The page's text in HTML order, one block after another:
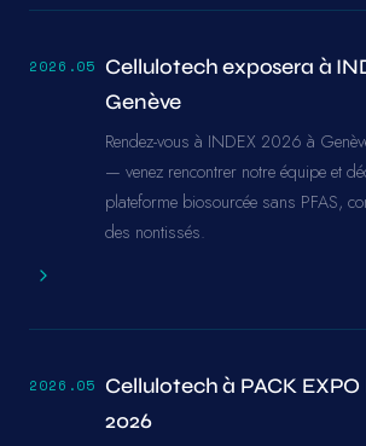
2026.05 Cellulotech exposera à
Genève
Rendez-vous à INDEX 2026 à
— venez rencontrer notre équipe et
plateforme biosourcée sans PFAS,
des nontissés.
2026.05 Cellulotech à PACK
2026